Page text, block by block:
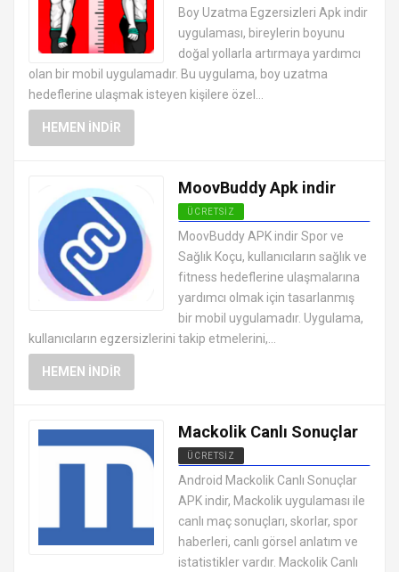
ANDROID SAĞLIK VE FITNESS
UYGULAMALARI APK
Boy Uzatma Egzersizleri Apk indir
uygulaması, bireylerin boyunu
doğal yollarla artırmaya yardımcı
olan bir mobil uygulamadır. Bu uygulama, boy uzatma
hedeflerine ulaşmak isteyen kişilere özel...
HEMEN İNDIR
MoovBuddy Apk indir
ÜCRETSIZ
ANDROID SAĞLIK VE FITNESS
UYGULAMALARI APK
MoovBuddy APK indir Spor ve
Sağlık Koçu, kullanıcıların sağlık ve
fitness hedeflerine ulaşmalarına
yardımcı olmak için tasarlanmış
bir mobil uygulamadır. Uygulama,
kullanıcıların egzersizlerini takip etmelerini,...
HEMEN İNDIR
Mackolik Canlı Sonuçlar
ÜCRETSIZ
ANDROID SAĞLIK VE FITNESS
UYGULAMALARI APK
Android Mackolik Canlı Sonuçlar
APK indir, Mackolik uygulaması ile
canlı maç sonuçları, skorlar, spor
haberleri, canlı görsel anlatım ve
istatistikler vardır. Mackolik Canlı